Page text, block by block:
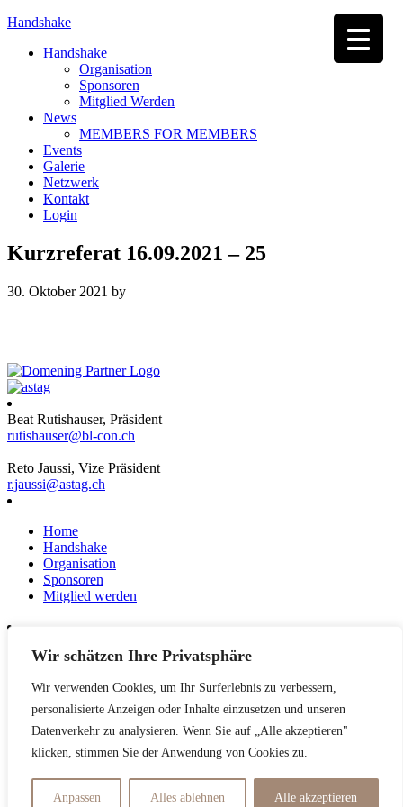
Wir schätzen Ihre Privatsphäre
Wir verwenden Cookies, um Ihr Surferlebnis zu verbessern,
personalisierte Anzeigen oder Inhalte einzusetzen und unseren
Datenverkehr zu analysieren. Wenn Sie auf „Alle akzeptieren"
klicken, stimmen Sie der Anwendung von Cookies zu.
Anpassen Alles ablehnen Alle akzeptieren
Handshake
Handshake
Organisation
Sponsoren
Mitglied Werden
News
MEMBERS FOR MEMBERS
Events
Galerie
Netzwerk
Kontakt
Login
Kurzreferat 16.09.2021 – 25
30. Oktober 2021 by
Beat Rutishauser, Präsident
rutishauser@bl-con.ch
Reto Jaussi, Vize Präsident
r.jaussi@astag.ch
Home
Handshake
Organisation
Sponsoren
Mitglied werden
News
Netzwerk
Kontakt
Datenschutzerklärung